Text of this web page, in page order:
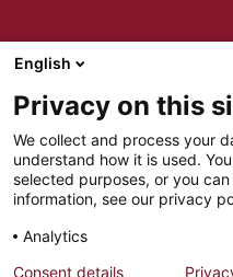
English
Privacy on this
We collect and process your
understand how it is used.
selected purposes, or you
information, see our privacy
Analytics
Consent details